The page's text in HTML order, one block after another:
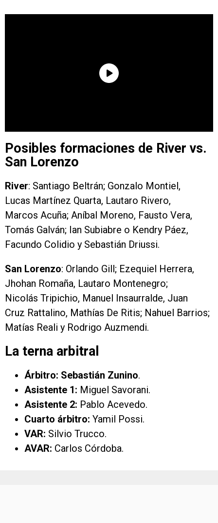
Posibles formaciones de River vs.
San Lorenzo
River: Santiago Beltrán; Gonzalo Montiel,
Lucas Martínez Quarta, Lautaro Rivero,
Marcos Acuña; Aníbal Moreno, Fausto Vera,
Tomás Galván; Ian Subiabre o Kendry Páez,
Facundo Colidio y Sebastián Driussi.
San Lorenzo: Orlando Gill; Ezequiel Herrera,
Jhohan Romaña, Lautaro Montenegro;
Nicolás Tripichio, Manuel Insaurralde, Juan
Cruz Rattalino, Mathías De Ritis; Nahuel Barrios;
Matías Reali y Rodrigo Auzmendi.
La terna arbitral
Árbitro: Sebastián Zunino.
Asistente 1: Miguel Savorani.
Asistente 2: Pablo Acevedo.
Cuarto árbitro: Yamil Possi.
VAR: Silvio Trucco.
AVAR: Carlos Córdoba.